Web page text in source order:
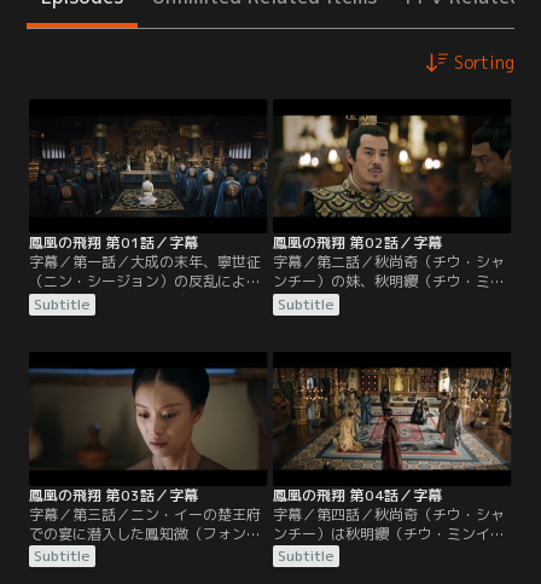
Sorting
鳳凰の飛翔 第01話／字幕
字幕／第一話／大成の末年、寧世征
（ニン・シージョン）の反乱により
大成王朝は滅びた。大成皇室を守る
秘密の親衛隊「血浮屠」は、生まれ
た。寧世征は長子の寧川（ニン・チ
ュアン）と六子のニン・イーに追捕
を命じたが、功を焦った寧川の行動
により、血浮屠の首領・顧衡（グ
ー・ホン）は九皇子を抱いて崖から
飛び降りて死亡してしまう。
Subtitle
鳳凰の飛翔 第02話／字幕
字幕／第二話／秋尚奇（チウ・シャ
ンチー）の妹、秋明纓（チウ・ミン
イン）は顧衡（グー・ホン）の未亡
人であり、大成滅亡後、2人の子
と鳳皓（フォン・ハオ）と共に秋尚
奇のもとに身を寄せた。賜婚で皇太
子の機嫌を損ねないよう、秋尚奇は
皇太子の舅、常海（チャン・ハイ）
を会食に招く。
Subtitle
鳳凰の飛翔 第03話／字幕
字幕／第三話／ニン・イーの楚王府
での宴に潜入した鳳知微（フォン・
ジーウェイ）は、ニン・イーに会う
が湖の亭に閉じ込められる。宴会で
Subtitle
鳳凰の飛翔 第04話／字幕
字幕／第四話／秋尚奇（チウ・シャ
ンチー）は秋明纓（チウ・ミンイ
ン）の脅迫により、秋玉落（チウ・
ユールオ）をニン・イーに嫁がせる
Subtitle